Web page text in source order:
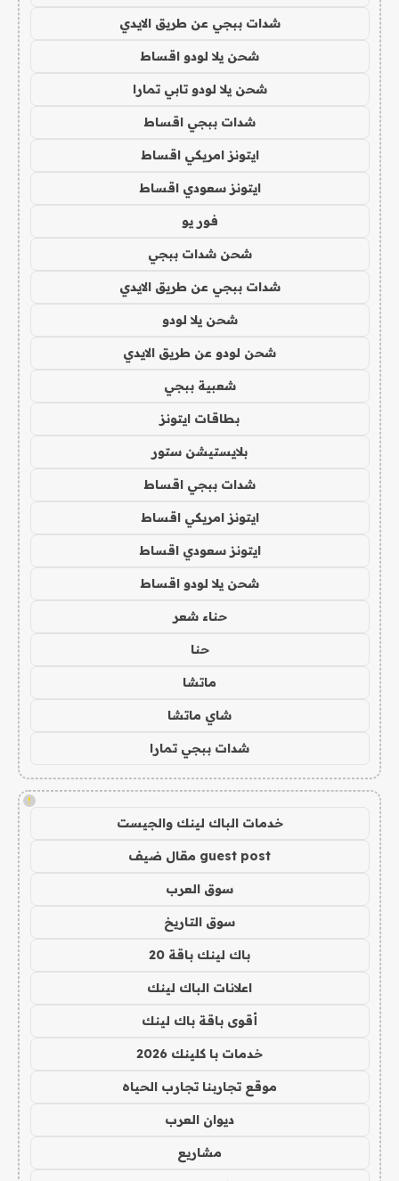
شدات ببجي عن طريق الايدي
شحن يلا لودو اقساط
شحن يلا لودو تابي تمارا
شدات ببجي اقساط
ايتونز امريكي اقساط
ايتونز سعودي اقساط
فور يو
شحن شدات ببجي
شدات ببجي عن طريق الايدي
شحن يلا لودو
شحن لودو عن طريق الايدي
شعبية ببجي
بطاقات ايتونز
بلايستيشن ستور
شدات ببجي اقساط
ايتونز امريكي اقساط
ايتونز سعودي اقساط
شحن يلا لودو اقساط
حناء شعر
حنا
ماتشا
شاي ماتشا
شدات ببجي تمارا
!
خدمات الباك لينك والجيست
guest post مقال ضيف
سوق العرب
سوق التاريخ
باك لينك باقة 20
اعلانات الباك لينك
أقوى باقة باك لينك
خدمات با كلينك 2026
موقع تجاربنا تجارب الحياه
ديوان العرب
مشاريع